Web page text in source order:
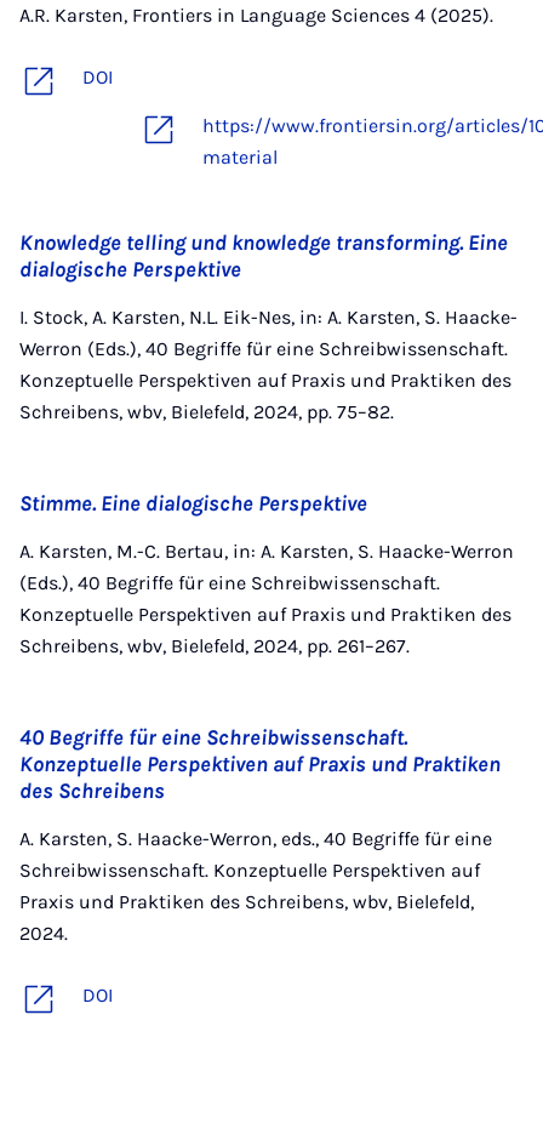
A.R. Karsten, Frontiers in Language Sciences 4 (2025).
DOI
https://www.frontiersin.org/articles/
material
Knowledge telling und knowledge transforming. Eine
dialogische Perspektive
I. Stock, A. Karsten, N.L. Eik-Nes, in: A. Karsten, S. Haacke-
Werron (Eds.), 40 Begriffe für eine Schreibwissenschaft.
Konzeptuelle Perspektiven auf Praxis und Praktiken des
Schreibens, wbv, Bielefeld, 2024, pp. 75–82.
Stimme. Eine dialogische Perspektive
A. Karsten, M.-C. Bertau, in: A. Karsten, S. Haacke-Werron
(Eds.), 40 Begriffe für eine Schreibwissenschaft.
Konzeptuelle Perspektiven auf Praxis und Praktiken des
Schreibens, wbv, Bielefeld, 2024, pp. 261–267.
40 Begriffe für eine Schreibwissenschaft.
Konzeptuelle Perspektiven auf Praxis und Praktiken
des Schreibens
A. Karsten, S. Haacke-Werron, eds., 40 Begriffe für eine
Schreibwissenschaft. Konzeptuelle Perspektiven auf
Praxis und Praktiken des Schreibens, wbv, Bielefeld,
2024.
DOI